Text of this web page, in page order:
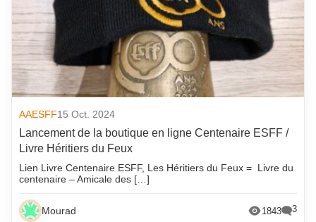
AAESFF15 Oct. 2024
Lancement de la boutique en ligne Centenaire ESFF /
Livre Héritiers du Feux
Lien Livre Centenaire ESFF, Les Héritiers du Feux = Livre du
centenaire – Amicale des […]
Mourad 1843 3